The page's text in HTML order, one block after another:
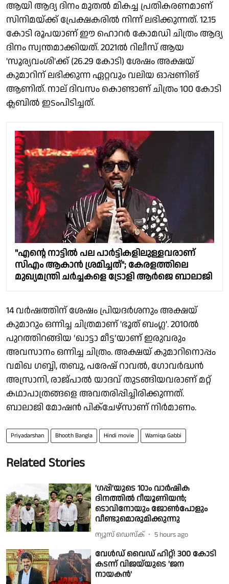
ആയി ആദ്യ ദിനം മുതൽ മികച്ച പ്രതികരണമാണ്
സിനിമയ്ക്ക് പ്രേക്ഷകരിൽ നിന്ന് ലഭിക്കുന്നത്. 12.15
കോടി രൂപയാണ് ഈ ഹൊറർ കോമഡി ചിത്രം ആദ്യ
ദിനം സ്വന്തമാക്കിയത്. 2021ൽ റിലീസ് ആയ
'സൂര്യവംശി'ക്ക് (26.29 കോടി) ശേഷം അക്ഷയ്
കുമാറിന് ലഭിക്കുന്ന ഏറ്റവും വലിയ ഓപ്പണിങ്
ആണിത്. നാല് ദിവസം കൊണ്ടാണ് ചിത്രം 100 കോടി
ക്ലബിൽ ഇടംപിടിച്ചത്.
"എന്റെ നാട്ടിൽ പല പാർട്ടികളിലുള്ളവരാണ്
സിഎം ആകാൻ ശ്രമിച്ചത്"; കേരളത്തിലെ
മുഖ്യമന്ത്രി ചർച്ചകളെ ട്രോളി ആർജെ ബാലാജി
14 വർഷത്തിന് ശേഷം പ്രിയദർശനും അക്ഷയ്
കുമാറും ഒന്നിച്ച ചിത്രമാണ് 'ഭൂത് ബംഗ്ല'. 2010ൽ
പുറത്തിറങ്ങിയ ‘ഖാട്ടാ മീട്ട’യാണ് ഇരുവരും
അവസാനം ഒന്നിച്ച ചിത്രം. അക്ഷയ് കുമാറിനൊപ്പം
വമിഖ ഗബ്ബി, തബു, പരേഷ് റാവല്‍, ഗോവർദ്ധൻ
അസ്രാനി, രാജ്‍പാൽ യാദവ് തുടങ്ങിയവരാണ് മറ്റ്
കഥാപാത്രങ്ങളെ അവതരിപ്പിച്ചിരിക്കുന്നത്.
ബാലാജി മോഷൻ പിക്ചേഴ്സാണ് നിർമാണം.
Priyadarshan Bhooth Bangla Hindi movie Wamiqa Gabbi
Related Stories
'ഗപ്പി'യുടെ 10ാം വാർഷിക
ദിനത്തിൽ റീയൂണിയൻ;
ടൊവിനോയും ജോൺപോളും
വീണ്ടുമൊരുമിക്കുന്നു
ന്യൂസ് ഡെസ്ക് 5 hours ago
വേൾഡ് വൈഡ് ഹിറ്റ്! 300 കോടി
കടന്ന് വിജയ്‌യുടെ 'ജന
നായകൻ'